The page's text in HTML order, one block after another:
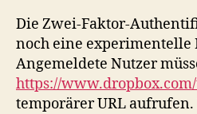
Die Zwei-Faktor-
noch eine experimentelle
Angemeldete Nutzer
https://
temporärer URL